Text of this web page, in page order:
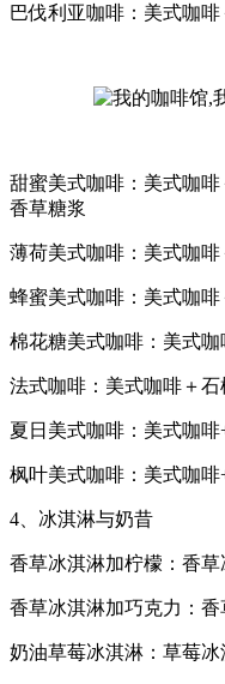
巴伐利亚咖啡：美式咖
甜蜜美式咖啡：美式咖
香草糖浆
薄荷美式咖啡：美式咖
蜂蜜美式咖啡：美式咖
棉花糖美式咖啡：美式
法式咖啡：美式咖啡＋石
夏日美式咖啡：美式咖
枫叶美式咖啡：美式咖
4、冰淇淋与奶昔
香草冰淇淋加柠檬：香
香草冰淇淋加巧克力：
奶油草莓冰淇淋：草莓